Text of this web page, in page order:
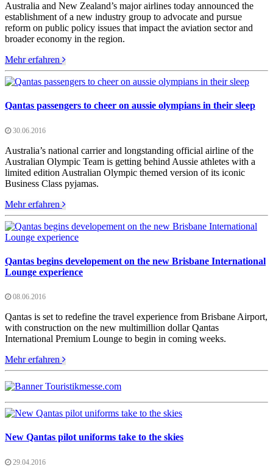
Australia and New Zealand’s major airlines today announced the
establishment of a new industry group to advocate and pursue
reform on public policy issues that impact the aviation sector and
broader economy in the region.
Mehr erfahren
Qantas passengers to cheer on aussie olympians in their sleep
30.06.2016
Australia’s national carrier and longstanding official airline of the
Australian Olympic Team is getting behind Aussie athletes with a
limited edition Australian Olympic themed version of its iconic
Business Class pyjamas.
Mehr erfahren
Qantas begins developement on the new Brisbane International
Lounge experience
08.06.2016
Qantas is set to redefine the travel experience from Brisbane Airport,
with construction on the new multimillion dollar Qantas
International Premium Lounge to begin in coming weeks.
Mehr erfahren
New Qantas pilot uniforms take to the skies
29.04.2016